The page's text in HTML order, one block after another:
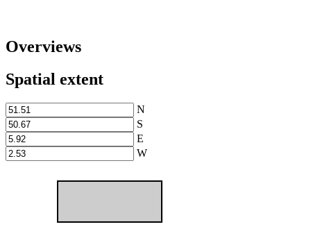
Overviews
Spatial extent
N
S
E
W